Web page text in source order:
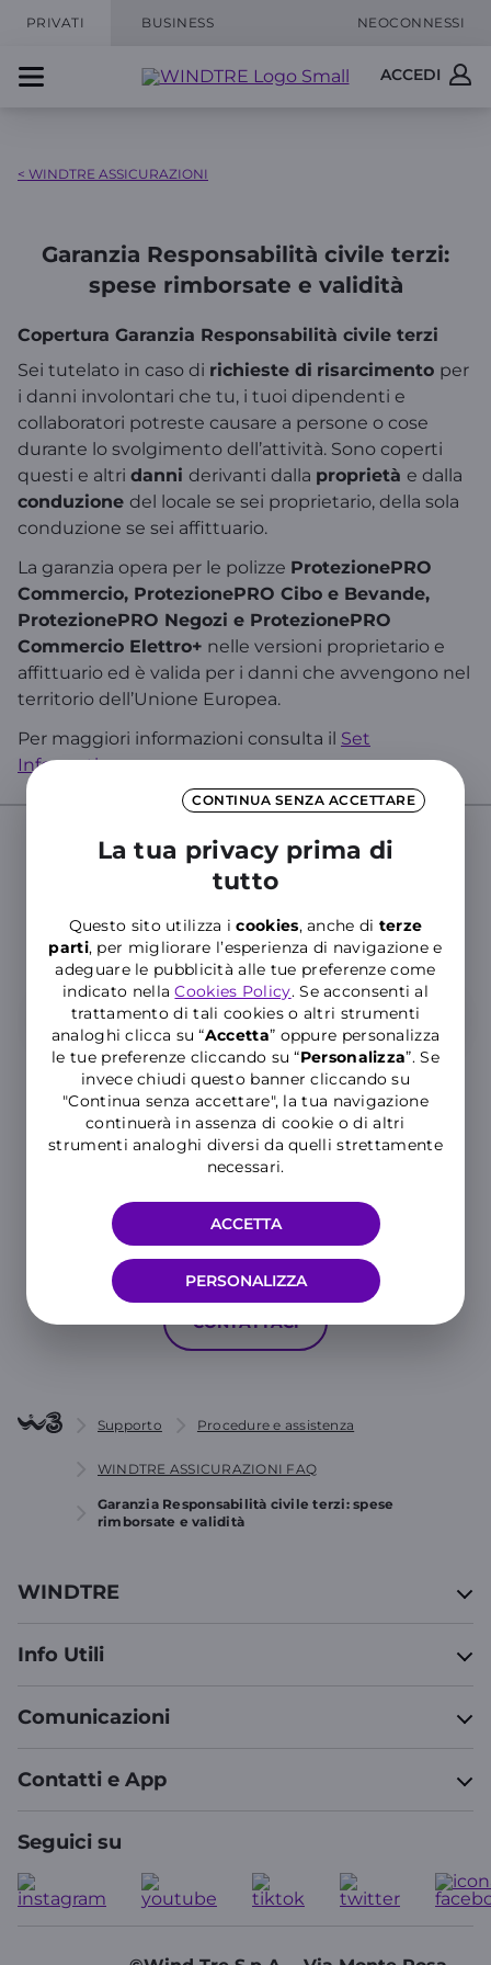
CONTINUA SENZA ACCETTARE
La tua privacy prima di
tutto
Questo sito utilizza icookies, anche di terze
parti, per migliorare l’esperienza di navigazione e
adeguare le pubblicità alle tue preferenze come
indicato nellaCookies Policy. Se acconsenti al
trattamento di tali cookies o altri strumenti
analoghi clicca su “Accetta” oppure personalizza
le tue preferenze cliccando su “Personalizza”. Se
invece chiudi questo banner cliccando su
"Continua senza accettare", la tua navigazione
continuerà in assenza di cookie o di altri
strumenti analoghi diversi da quelli strettamente
necessari.
PERSONALIZZA
ACCETTA
PRIVATI BUSINESS NEOCONNESSI
ACCEDI
< WINDTRE ASSICURAZIONI
Garanzia Responsabilità civile terzi:
spese rimborsate e validità
Copertura Garanzia Responsabilità civile terzi
Sei tutelato in caso di richieste di risarcimento per
i danni involontari che tu, i tuoi dipendenti e
collaboratori potreste causare a persone o cose
durante lo svolgimento dell’attività. Sono coperti
questi e altri danni derivanti dalla proprietà e dalla
conduzione del locale se sei proprietario, della sola
conduzione se sei affittuario.
La garanzia opera per le polizze ProtezionePRO
Commercio, ProtezionePRO Cibo e Bevande,
ProtezionePRO Negozi e ProtezionePRO
Commercio Elettro+ nelle versioni proprietario e
affittuario ed è valida per i danni che avvengono nel
territorio dell’Unione Europea.
Per maggiori informazioni consulta il Set
Informativo.
Cerca nelle Domande Frequenti del
Inserisci almeno tre caratteri per cercare nelle FAQ
Hai ancora bisogno di aiuto?
MOSTRA TUTTE LE CATEGORIE
CONTATTACI
Supporto Procedure e assistenza
WINDTRE ASSICURAZIONI FAQ
Garanzia Responsabilità civile terzi: spese
rimborsate e validità
WINDTRE
Info Utili
Comunicazioni
Contatti e App
Seguici su